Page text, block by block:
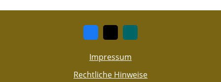
Impressum
Rechtliche Hinweise